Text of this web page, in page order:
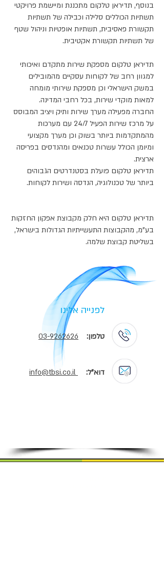
בנוסף, תדיראן טלקום מתכננת ומיישמת פרויקטי
תשתיות הכוללים סלילה וכבילה של תשתיות
תקשורת פאסיבית, תשתיות אופטיות וניהול שטף
של תשתיות תקשורת אקטיבית.
תדיראן טלקום מספקת שירות מתקדם ואיכותי
למגוון רחב של לקוחות עסקיים מהמובילים
במשק הישראלי וכן מספקת שירותי מומחה
למאות מוקדי שירות, בכל רחבי המדינה.
החברה מפעילה מערך שירות ותיק ויציב המבוסס
על מרכז שירות הפעיל 24/7 עם מערכות
מהמתקדמות ביותר בשוק וכן מערך מקצועי
ומיומן הכולל עשרות טכנאים ומהנדסים בפריסה
ארצית.
תדיראן טלקום פועלת בסטנדרטים הגבוהים
ביותר של טכנולוגיה, הנדסה ושירות לקוחות.
תדיראן טלקום היא חלק מקבוצת אפקון החזקות
בע"מ, מהקבוצות התעשייתיות הגדולות בישראל,
בשליטת קבוצת שלמה.
לפנייה אלינו
טלפון: 03-9262626​
דוא"ל: